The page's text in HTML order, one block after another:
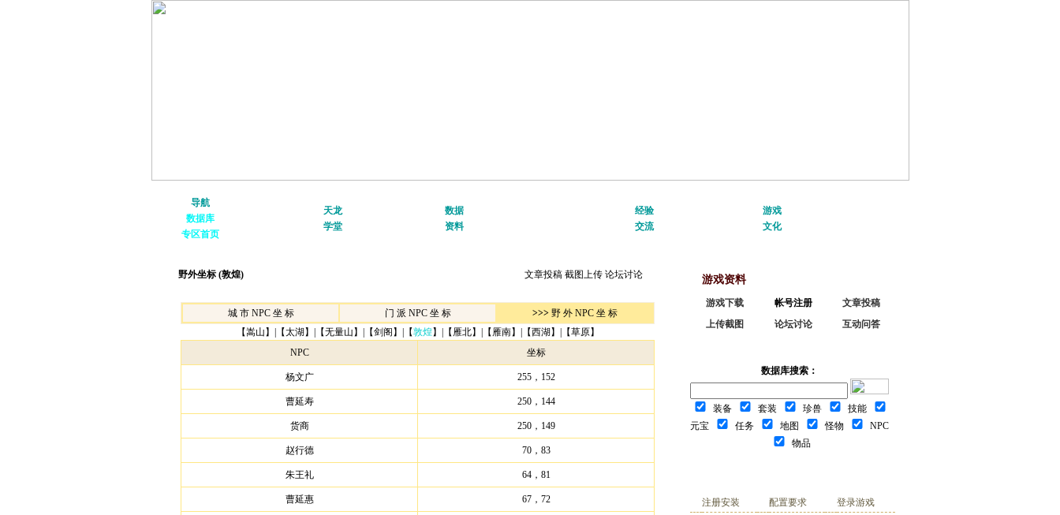
导航
数据库
专区首页
天龙
学堂
数据
资料
经验
交流
游戏
文化
野外坐标 (敦煌) 文章投稿 截图上传 论坛讨论
城 市 NPC 坐 标 门 派 NPC 坐 标 >>> 野 外 NPC 坐 标
【嵩山 】|【太湖 】|【无量山 】|【剑阁 】|【敦煌】|【 雁北】|【 雁南】|【西湖 】|【草原】
NPC
坐标
杨文广 255，152
曹延寿 250，144
货商 250，149
赵行德 70，83
朱王礼 64，81
曹延惠 67，72
游戏资料
游戏下载 帐号注册
文章投稿
上传截图
论坛讨论 互动问答
数据库搜索：
装备 套装 珍兽
技能
元宝
任务 地图 怪物
NPC
物品
注册安装
配置要求
登录游戏